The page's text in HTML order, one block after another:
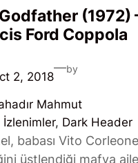
(1972)
Ford Coppola
2, 2018
—by
Mahmut
İzlenimler, Dark Header
babası Vito
üstlendiği mafya